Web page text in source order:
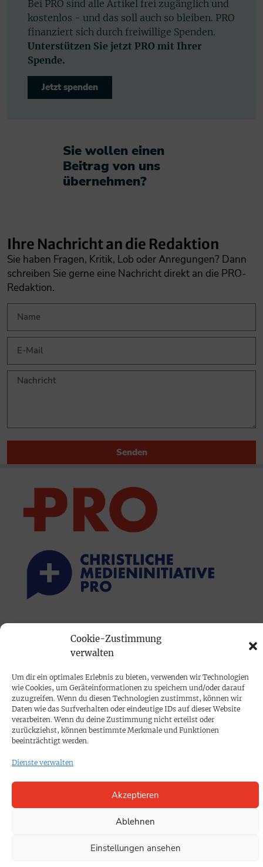
Cookie-Zustimmung
verwalten
Um dir ein optimales Erlebnis zu bieten, verwenden wir Technologien
wie Cookies, um Geräteinformationen zu speichern und/oder darauf
zuzugreifen. Wenn du diesen Technologien zustimmst, können wir
Daten wie das Surfverhalten oder eindeutige IDs auf dieser Website
verarbeiten. Wenn du deine Zustimmung nicht erteilst oder
zurückziehst, können bestimmte Merkmale und Funktionen
beeinträchtigt werden.
Dienste verwalten
Akzeptieren
Ablehnen
Einstellungen ansehen
Bei PRO sind alle Artikel frei zugänglich und
kostenlos - und das soll auch so bleiben. PRO
finanziert sich durch freiwillige Spenden.
Unterstützen Sie jetzt PRO mit Ihrer
Spende.
Jetzt spenden
Sie wollen einen
Beitrag von uns
übernehmen?​
Ihre Nachricht an die Redaktion
Sie haben Fragen, Kritik, Lob oder Anregungen? Dann
schreiben Sie gerne eine Nachricht direkt an die PRO-
Redaktion.
Senden
Mediadaten
PROKOMPAKT
Impressum
SPENDEN
Cookie-Richtlinie